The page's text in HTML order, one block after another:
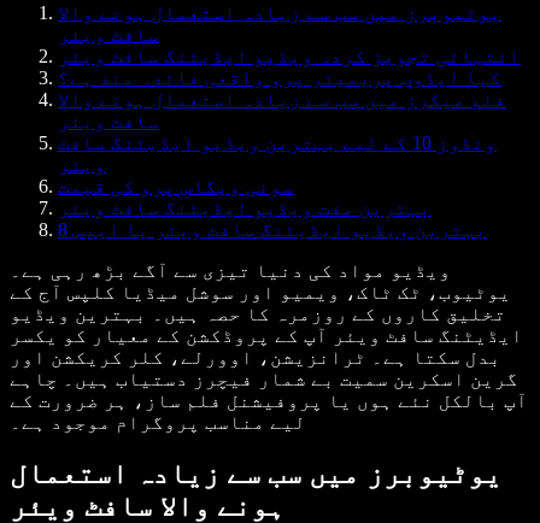
یوٹیوبرز میں سب سے زیادہ استعمال ہونے والا
سافٹ ویئر
انتہائی تجویز کردہ ویڈیو ایڈیٹنگ سافٹ ویئر
کیا ایڈوب پریمیئر پرو واقعی فائدہ مند ہے؟
فلم میکرز میں سب سے زیادہ استعمال ہونے والا
سافٹ ویئر
ونڈوز 10 کے لیے بہترین ویڈیو ایڈیٹنگ سافٹ
ویئر
سونی ویگاس پرو کی قیمت
بہترین مفت ویڈیو ایڈیٹنگ سافٹ ویئر
8 بہترین ویڈیو ایڈیٹنگ سافٹ ویئر یا ایپس
ویڈیو مواد کی دنیا تیزی سے آگے بڑھ رہی ہے۔
یوٹیوب، ٹک ٹاک، ویمیو اور سوشل میڈیا کلپس آج کے
تخلیق کاروں کے روزمرہ کا حصہ ہیں۔ بہترین ویڈیو
ایڈیٹنگ سافٹ ویئر آپ کے پروڈکشن کے معیار کو یکسر
بدل سکتا ہے۔ ٹرانزیشن، اوورلے، کلر کریکشن اور
گرین اسکرین سمیت بے شمار فیچرز دستیاب ہیں۔ چاہے
آپ بالکل نئے ہوں یا پروفیشنل فلم ساز، ہر ضرورت کے
لیے مناسب پروگرام موجود ہے۔
یوٹیوبرز میں سب سے زیادہ استعمال
ہونے والا سافٹ ویئر